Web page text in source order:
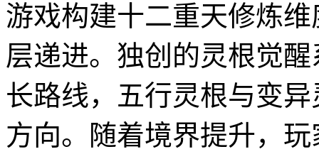
游戏构建十二重天修炼
层递进。独创的灵根觉
长路线，五行灵根与变
方向。随着境界提升，